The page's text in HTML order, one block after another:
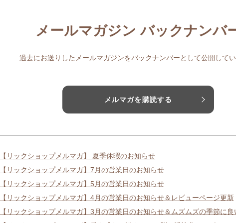
メールマガジン バックナンバ
過去にお送りしたメールマガジンをバックナンバーとして公開してい
メルマガを購読する
【リックショップメルマガ】 夏季休暇のお知らせ
【リックショップメルマガ】7月の営業日のお知らせ
【リックショップメルマガ】5月の営業日のお知らせ
【リックショップメルマガ】4月の営業日のお知らせ＆レビューページ更新
【リックショップメルマガ】3月の営業日のお知らせ＆ムズムズの季節に